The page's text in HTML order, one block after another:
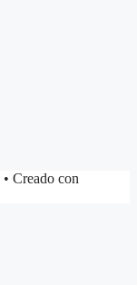
• Creado con